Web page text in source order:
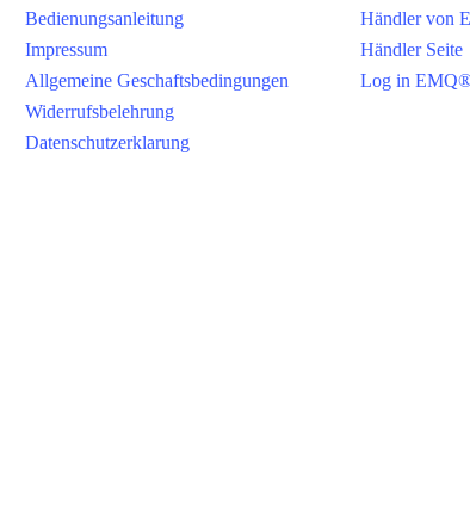
Bedienungsanleitung
Impressum
Allgemeine Geschaftsbedingungen
Widerrufsbelehrung
Datenschutzerklarung
Händler von
Händler Seite
Log in